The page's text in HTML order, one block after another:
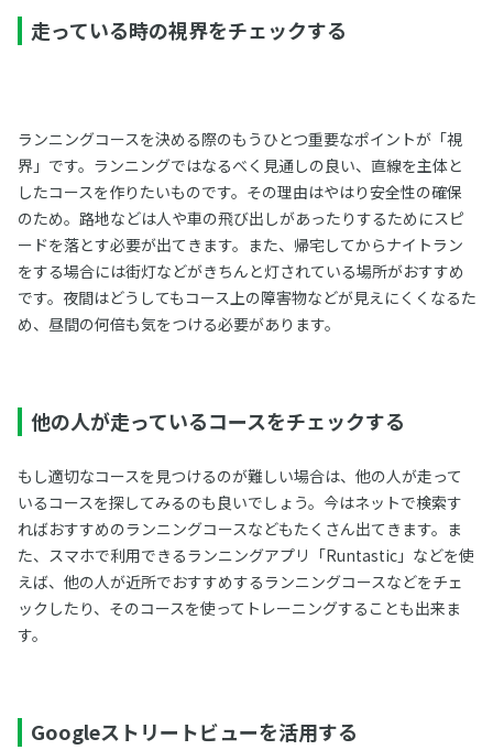
走っている時の視界をチェックする
ランニングコースを決める際のもうひとつ重要なポイントが「視
界」です。ランニングではなるべく見通しの良い、直線を主体と
したコースを作りたいものです。その理由はやはり安全性の確保
のため。路地などは人や車の飛び出しがあったりするためにスピ
ードを落とす必要が出てきます。また、帰宅してからナイトラン
をする場合には街灯などがきちんと灯されている場所がおすすめ
です。夜間はどうしてもコース上の障害物などが見えにくくなるた
め、昼間の何倍も気をつける必要があります。
他の人が走っているコースをチェックする
もし適切なコースを見つけるのが難しい場合は、他の人が走って
いるコースを探してみるのも良いでしょう。今はネットで検索す
ればおすすめのランニングコースなどもたくさん出てきます。ま
た、スマホで利用できるランニングアプリ「Runtastic」などを使
えば、他の人が近所でおすすめするランニングコースなどをチェ
ックしたり、そのコースを使ってトレーニングすることも出来ま
す。
Googleストリートビューを活用する